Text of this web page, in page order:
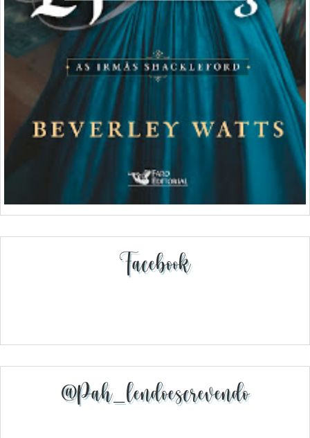
Facebook
@pah_lendoescrevendo